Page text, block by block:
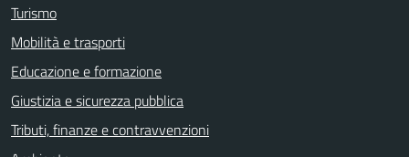
Turismo
Mobilità e trasporti
Educazione e formazione
Giustizia e sicurezza pubblica
Tributi, finanze e contravvenzioni